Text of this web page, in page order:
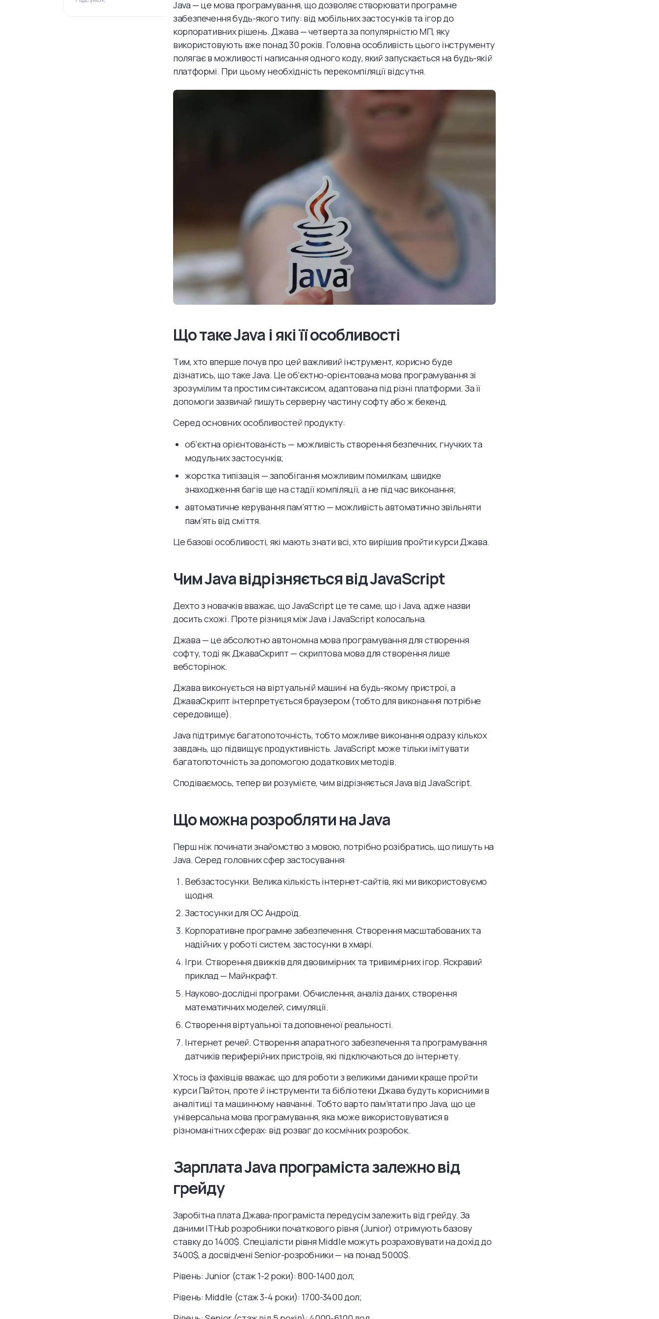
Java — це мова програмування, що дозволяє створювати програмне
забезпечення будь-якого типу: від мобільних застосунків та ігор до
корпоративних рішень. Джава — четверта за популярністю МП, яку
використовують вже понад 30 років. Головна особливість цього інструменту
полягає в можливості написання одного коду, який запускається на будь-якій
платформі. При цьому необхідність перекомпіляції відсутня.
Що таке Java і які її особливості
Тим, хто вперше почув про цей важливий інструмент, корисно буде
дізнатись, що таке Java. Це об’єктно-орієнтована мова програмування зі
зрозумілим та простим синтаксисом, адаптована під різні платформи. За її
допомоги зазвичай пишуть серверну частину софту або ж бекенд.
Серед основних особливостей продукту:
об’єктна орієнтованість — можливість створення безпечних, гнучких та
модульних застосунків;
жорстка типізація — запобігання можливим помилкам, швидке
знаходження багів ще на стадії компіляції, а не під час виконання;
автоматичне керування пам’яттю — можливість автоматично звільняти
пам’ять від сміття.
Це базові особливості, які мають знати всі, хто вирішив пройти курси Джава.
Чим Java відрізняється від JavaScript
Дехто з новачків вважає, що JavaScript це те саме, що і Java, адже назви
досить схожі. Проте різниця між Java і JavaScript колосальна.
Джава — це абсолютно автономна мова програмування для створення
софту, тоді як ДжаваСкрипт — скриптова мова для створення лише
вебсторінок.
Джава виконується на віртуальній машині на будь-якому пристрої, а
ДжаваСкрипт інтерпретується браузером (тобто для виконання потрібне
середовище).
Java підтримує багатопоточність, тобто можливе виконання одразу кількох
завдань, що підвищує продуктивність. JavaScript може тільки імітувати
багатопоточність за допомогою додаткових методів.
Сподіваємось, тепер ви розумієте, чим відрізняється Java від JavaScript.
Що можна розробляти на Java
Перш ніж починати знайомство з мовою, потрібно розібратись, що пишуть на
Java. Серед головних сфер застосування:
Вебзастосунки. Велика кількість інтернет-сайтів, які ми використовуємо
щодня.
Застосунки для ОС Андроїд.
Корпоративне програмне забезпечення. Створення масштабованих та
надійних у роботі систем, застосунки в хмарі.
Ігри. Створення движків для двовимірних та тривимірних ігор. Яскравий
приклад — Майнкрафт.
Науково-дослідні програми. Обчислення, аналіз даних, створення
математичних моделей, симуляції.
Створення віртуальної та доповненої реальності.
Інтернет речей. Створення апаратного забезпечення та програмування
датчиків периферійних пристроїв, які підключаються до інтернету.
Хтось із фахівців вважає, що для роботи з великими даними краще пройти
курси Пайтон, проте й інструменти та бібліотеки Джава будуть корисними в
аналітиці та машинному навчанні. Тобто варто пам’ятати про Java, що це
універсальна мова програмування, яка може використовуватися в
різноманітних сферах: від розваг до космічних розробок.
Зарплата Java програміста залежно від
грейду
Заробітна плата Джава-програміста передусім залежить від грейду. За
даними ITHub розробники початкового рівня (Junior) отримують базову
ставку до 1400$. Спеціалісти рівня Middle можуть розраховувати на дохід до
3400$, а досвідчені Senior-розробники — на понад 5000$.
Рівень: Junior (стаж 1-2 роки): 800-1400 дол;
Рівень: Middle (стаж 3-4 роки): 1700-3400 дол;